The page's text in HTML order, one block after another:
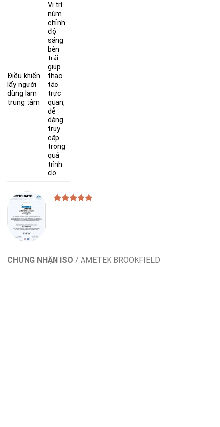
Điều khiển
lấy người
dùng làm
trung tâm
Vị trí
núm
chỉnh
độ
sáng
bên
trái
giúp
thao
tác
trực
quan,
dễ
dàng
truy
cập
trong
quá
trình
đo
CHỨNG NHẬN ISO / AMETEK BROOKFIELD